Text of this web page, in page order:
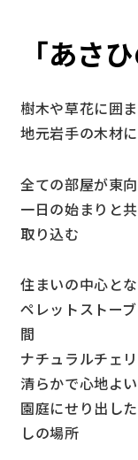
「あさ
樹木や草花に囲
地元岩手の木材
全ての部屋が東
一日の始まりと
取り込む
住まいの中心と
ペレットストー
間
ナチュラルチェ
清らかで心地よ
園庭にせり出し
しの場所